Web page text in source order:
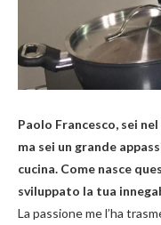
Paolo Francesco, sei
ma sei un grande
cucina. Come nasce
sviluppato la tua
La passione me l’ha